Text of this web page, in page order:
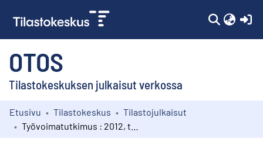
OTOS
Tilastokeskuksen julkaisut verkossa
Kokoelmat
Etusivu Tilastokeskus
Tilastojulkaisut